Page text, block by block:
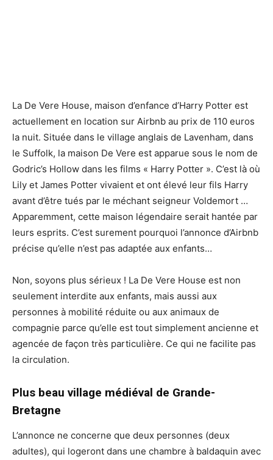
La De Vere House, maison d’enfance d’Harry Potter est
actuellement en location sur Airbnb au prix de 110 euros
la nuit. Située dans le village anglais de Lavenham, dans
le Suffolk, la maison De Vere est apparue sous le nom de
Godric’s Hollow dans les films « Harry Potter ». C’est là où
Lily et James Potter vivaient et ont élevé leur fils Harry
avant d’être tués par le méchant seigneur Voldemort …
Apparemment, cette maison légendaire serait hantée par
leurs esprits. C’est surement pourquoi l’annonce d’Airbnb
précise qu’elle n’est pas adaptée aux enfants…
Non, soyons plus sérieux ! La De Vere House est non
seulement interdite aux enfants, mais aussi aux
personnes à mobilité réduite ou aux animaux de
compagnie parce qu’elle est tout simplement ancienne et
agencée de façon très particulière. Ce qui ne facilite pas
la circulation.
Plus beau village médiéval de Grande-
Bretagne
L’annonce ne concerne que deux personnes (deux
adultes), qui logeront dans une chambre à baldaquin avec